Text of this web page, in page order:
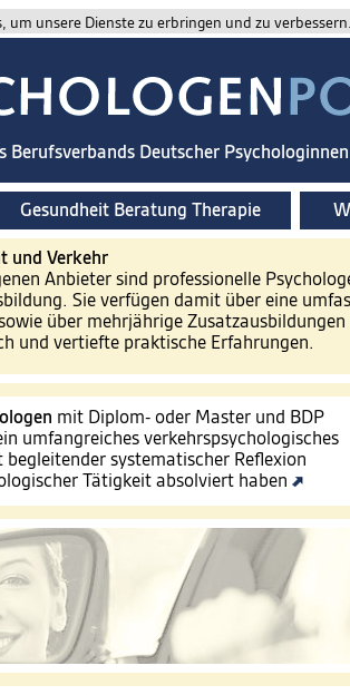
um unsere Dienste zu erbringen und zu
Berufsverbands Deutscher
Gesundheit Beratung Therapie
und Verkehr
Anbieter sind professionelle
Sie verfügen damit über eine
über mehrjährige
und vertiefte praktische Erfahrungen.
mit Diplom- oder Master und BDP
umfangreiches verkehrspsychologisches
systematischer Reflexion
Tätigkeit absolviert haben